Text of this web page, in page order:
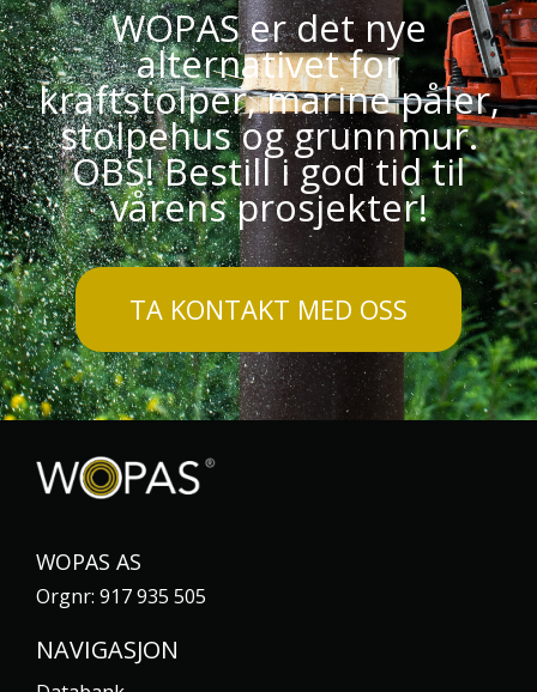
WOPAS er det nye
alternativet for
kraftstolper, marine påler,
stolpehus og grunnmur.
OBS! Bestill i god tid til
vårens prosjekter!
TA KONTAKT MED OSS
WOPAS AS
Orgnr: 917 935 505
NAVIGASJON